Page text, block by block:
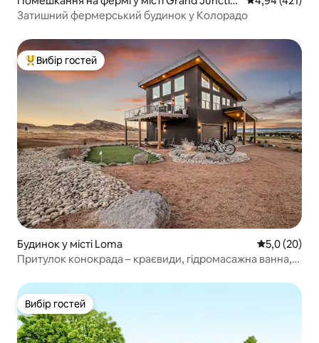
n
Затишний фермерський будинок у Колорадо
Топ вибір гостей
Вибір гостей
Будинок у місті Loma Середня
5,0 (20)
Притулок конокрада – краєвиди, гідромасажна ванна,
Вибір гостей
Вибір гостей